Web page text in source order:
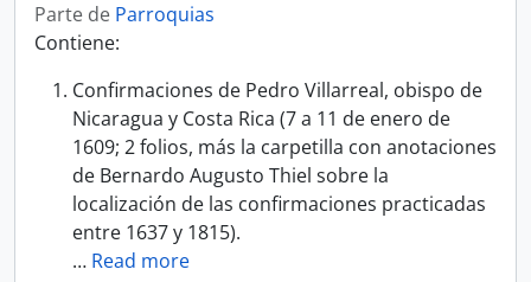
Parte de Parroquias
Contiene:
Confirmaciones de Pedro Villarreal, obispo de
Nicaragua y Costa Rica (7 a 11 de enero de
1609; 2 folios, más la carpetilla con anotaciones
de Bernardo Augusto Thiel sobre la
localización de las confirmaciones practicadas
entre 1637 y 1815).
… Read more